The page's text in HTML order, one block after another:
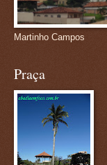
Martinho Campos
Praça